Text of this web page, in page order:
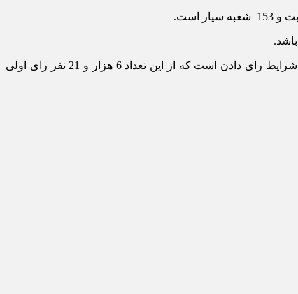
در مرحله دوم انتخابات دوازدهمین دوره مجلس شورای اسلامی در سه حوزه انتخابیه آذربایجان شرقی یک میلیون و 907هزار و 925 نفر واجد شرایط رای دادن است که از این تعداد 6 هزار و 21 نفر رای اولی